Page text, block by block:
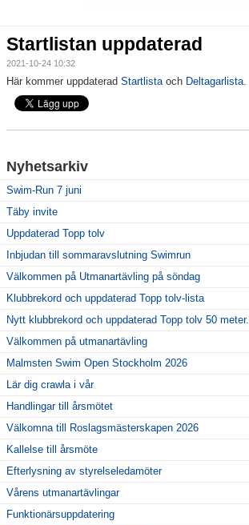
Topp Tolv
Klubbkollektion
Startlistan uppdaterad
2021-10-24 10:32
Här kommer uppdaterad Startlistaoch Deltagarlista.
Nyhetsarkiv
Swim-Run 7 juni
Täby invite
Uppdaterad Topp tolv
Inbjudan till sommaravslutning Swimrun
Välkommen på Utmanartävling på söndag
Klubbrekord och uppdaterad Topp tolv-lista
Nytt klubbrekord och uppdaterad Topp tolv 50 meter.
Välkommen på utmanartävling
Malmsten Swim Open Stockholm 2026
Lär dig crawla i vår
Handlingar till årsmötet
Välkomna till Roslagsmästerskapen 2026
Kallelse till årsmöte
Efterlysning av styrelseledamöter
Vårens utmanartävlingar
Funktionärsuppdatering